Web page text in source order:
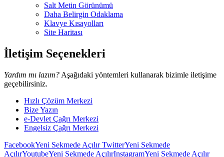
Salt Metin Görünümü
Daha Belirgin Odaklama
Klavye Kısayolları
Site Haritası
İletişim Seçenekleri
Yardım mı lazım? Aşağıdaki yöntemleri kullanarak bizimle iletişime
geçebilirsiniz.
Hızlı Çözüm Merkezi
Bize Yazın
e-Devlet Çağrı Merkezi
Engelsiz Çağrı Merkezi
FacebookYeni Sekmede AçılırTwitterYeni Sekmede
AçılırYoutubeYeni Sekmede AçılırInstagramYeni Sekmede Açılır